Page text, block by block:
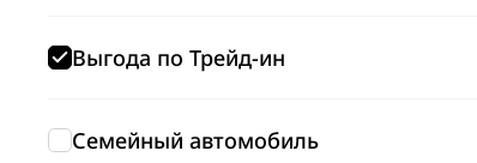
Выгода по Трейд-ин
Семейный автомобиль